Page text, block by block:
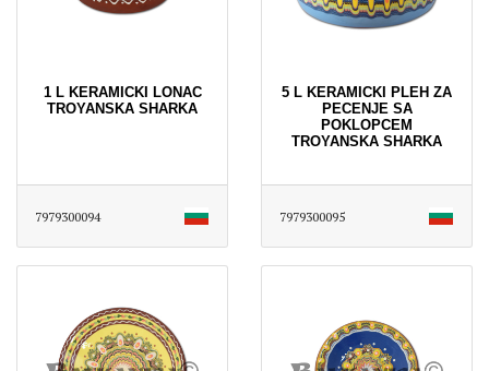
1 L KERAMICKI LONAC
TROYANSKA SHARKA
7979300094
5 L KERAMICKI PLEH ZA
PECENJE SA
POKLOPCEM
TROYANSKA SHARKA
7979300095